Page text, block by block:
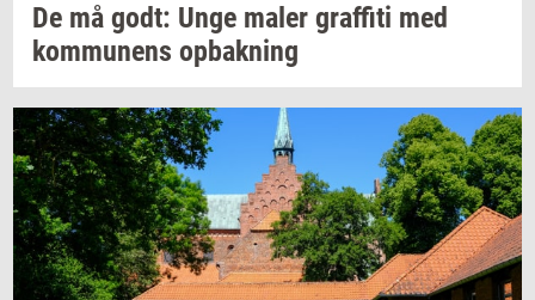
De må godt: Unge maler graf­fi­ti med
kom­mu­nens op­bak­ning